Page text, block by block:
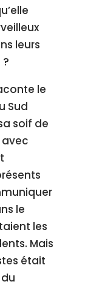
leurs
le
Sud
soif de
le
les
Mais
était